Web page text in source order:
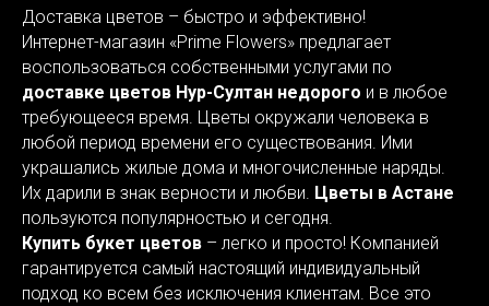
Доставка цветов – быстро и эффективно!
Интернет-магазин «Prime Flowers» предлагает
воспользоваться собственными услугами по
доставке цветов Нур-Султан недорого и в любое
требующееся время. Цветы окружали человека в
любой период времени его существования. Ими
украшались жилые дома и многочисленные наряды.
Их дарили в знак верности и любви. Цветы в Астане
пользуются популярностью и сегодня.
Купить букет цветов – легко и просто! Компанией
гарантируется самый настоящий индивидуальный
подход ко всем без исключения клиентам. Все это